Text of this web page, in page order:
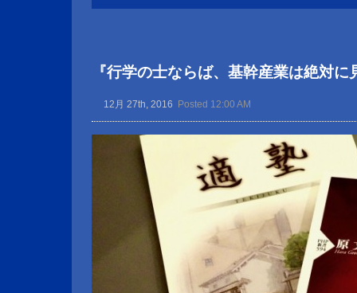
『行学の士ならば、基幹産業は絶対
12月 27th, 2016 Posted 12:00 AM